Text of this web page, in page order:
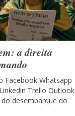
a direita
Facebook Whatsapp
Trello Outlook
desembarque do